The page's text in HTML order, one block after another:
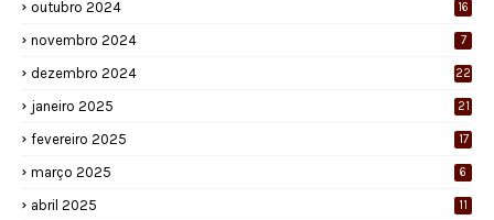
outubro 2024 16
novembro 2024 7
dezembro 2024 22
janeiro 2025 21
fevereiro 2025 17
março 2025 6
abril 2025 11